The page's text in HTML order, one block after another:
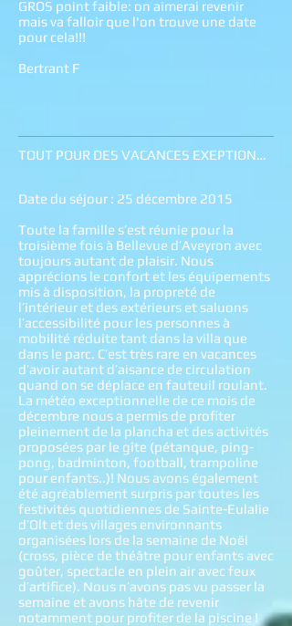
GROS point faible: on aimerai revenir
mais va falloir que l'on trouve une date
pour cela!!!
Bertrant F
TOUT POUR DES VACANCES EXEPTIONNELLES !
Date du séjour : 25 décembre 2015
Toute la famille s’est réunie pour la
troisième fois à Bellevue d’Aveyron avec
toujours autant de plaisir. Nous
apprécions le confort et les équipements
mis à disposition, la propreté de
l’intérieur et des extérieurs et saluons
l’accessibilité pour les personnes à
mobilité réduite tant dans la villa que
dans le parc. C’est très rare en vacances
d’avoir autant d’aisance de circulation
quand on se déplace en fauteuil roulant.
La météo exceptionnelle de ce mois de
décembre nous a permis de profiter
pleinement de la plancha et des activités
proposées par le gîte (pétanque, ping-
pong, badminton, football, trampoline
pour enfants..)! Nous avons également
été agréablement surpris par toutes les
festivités quotidiennes de Sainte-Eulalie
d’Olt et des villages environnants
organisées lors de la semaine de Noël
(cross, pièce de théâtre pour enfants avec
goûter, spectacle en plein air avec feux
d’artifice). Nous n’avons pas vu passer la
semaine et avons hâte de revenir
notamment pour profiter de la piscine !